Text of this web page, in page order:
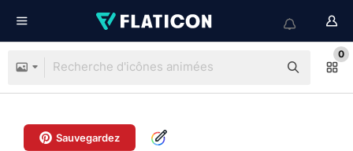
0
Sauvegardez